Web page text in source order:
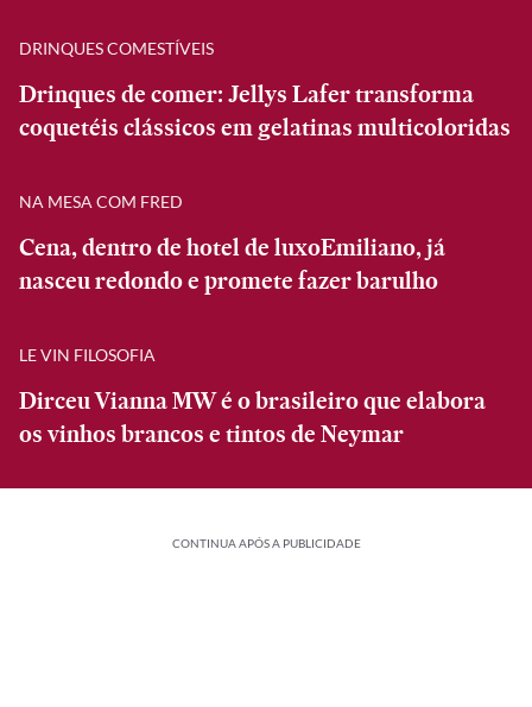
DRINQUES COMESTÍVEIS
Drinques de comer: Jellys Lafer transforma
coquetéis clássicos em gelatinas multicoloridas
NA MESA COM FRED
Cena, dentro de hotel de luxoEmiliano, já
nasceu redondo e promete fazer barulho
LE VIN FILOSOFIA
Dirceu Vianna MW é o brasileiro que elabora
os vinhos brancos e tintos de Neymar
CONTINUA APÓS A PUBLICIDADE